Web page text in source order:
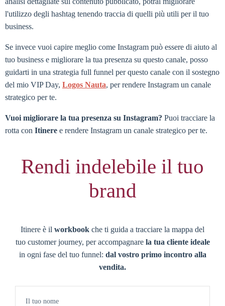
l'utilizzo degli hashtag tenendo traccia di quelli più utili per il tuo
business.
Se invece vuoi capire meglio come Instagram può essere di aiuto al
tuo business e migliorare la tua presenza su questo canale, posso
guidarti in una strategia full funnel per questo canale con il sostegno
del mio VIP Day, Logos Nauta, per rendere Instagram un canale
strategico per te.
Vuoi migliorare la tua presenza su Instagram? Puoi tracciare la
rotta con Itinere e rendere Instagram un canale strategico per te.
Rendi indelebile il tuo
brand
Itinere è il workbook che ti guida a tracciare la mappa del
tuo customer journey, per accompagnare la tua cliente ideale
in ogni fase del tuo funnel: dal vostro primo incontro alla
vendita.